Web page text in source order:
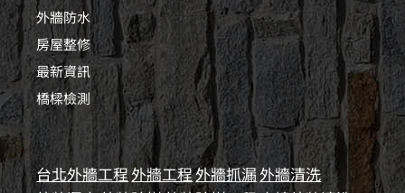
外牆防水
房屋整修
最新資訊
橋樑檢測
台北外牆工程外牆工程外牆抓漏 外牆清洗